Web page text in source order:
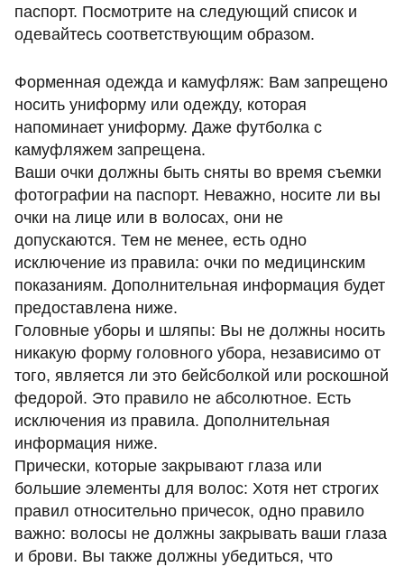
паспорт. Посмотрите на следующий список и
одевайтесь соответствующим образом.
Форменная одежда и камуфляж: Вам запрещено
носить униформу или одежду, которая
напоминает униформу. Даже футболка с
камуфляжем запрещена.
Ваши очки должны быть сняты во время съемки
фотографии на паспорт. Неважно, носите ли вы
очки на лице или в волосах, они не
допускаются. Тем не менее, есть одно
исключение из правила: очки по медицинским
показаниям. Дополнительная информация будет
предоставлена ниже.
Головные уборы и шляпы: Вы не должны носить
никакую форму головного убора, независимо от
того, является ли это бейсболкой или роскошной
федорой. Это правило не абсолютное. Есть
исключения из правила. Дополнительная
информация ниже.
Прически, которые закрывают глаза или
большие элементы для волос: Хотя нет строгих
правил относительно причесок, одно правило
важно: волосы не должны закрывать ваши глаза
и брови. Вы также должны убедиться, что